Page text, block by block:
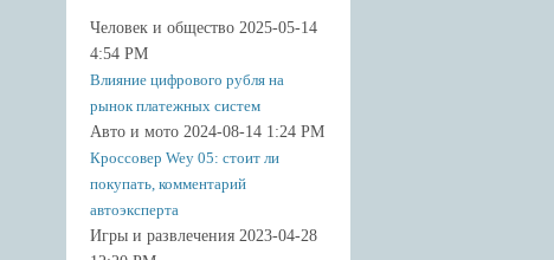
Человек и общество 2025-05-14
4:54 PM
Влияние цифрового рубля на
рынок платежных систем
Авто и мото 2024-08-14 1:24 PM
Кроссовер Wey 05: стоит ли
покупать, комментарий
автоэксперта
Игры и развлечения 2023-04-28